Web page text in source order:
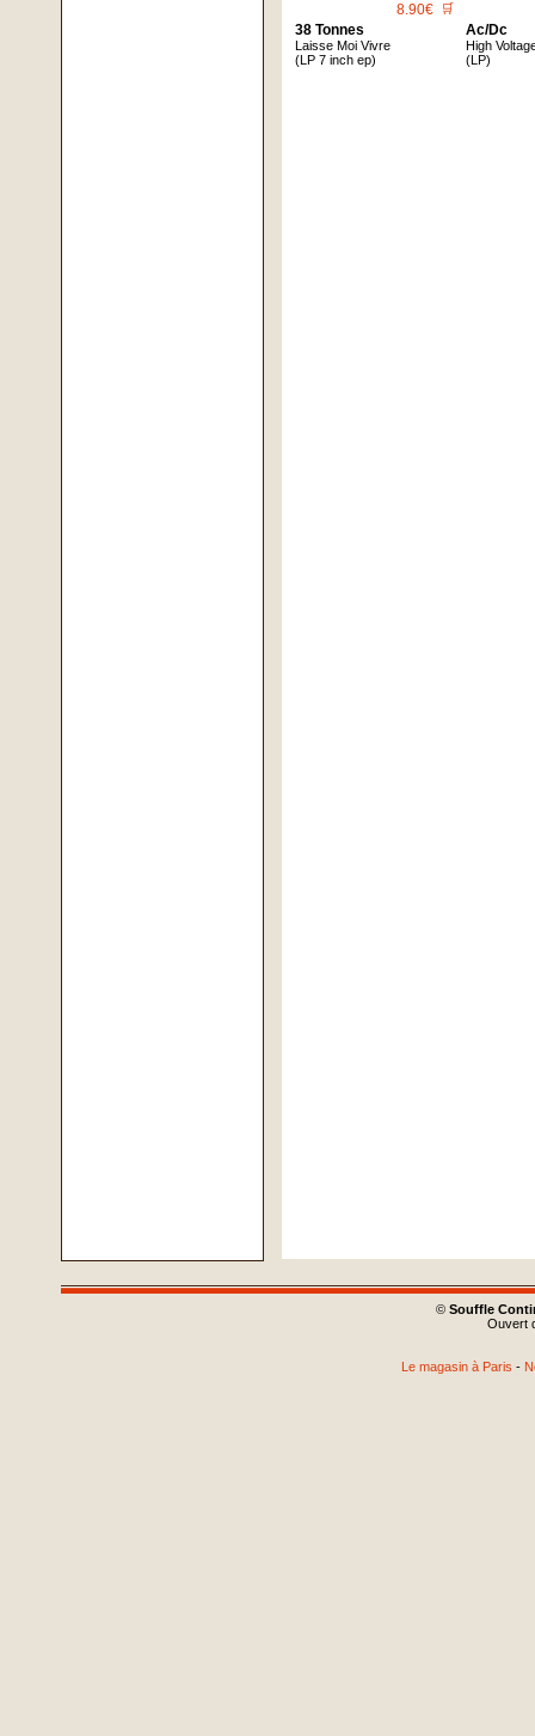
8.90€ 🛒
38 Tonnes
Laisse Moi Vivre
(LP 7 inch ep)
Ac/Dc
High
(LP)
© Souffle
Ouvert
Le magasin à Paris -